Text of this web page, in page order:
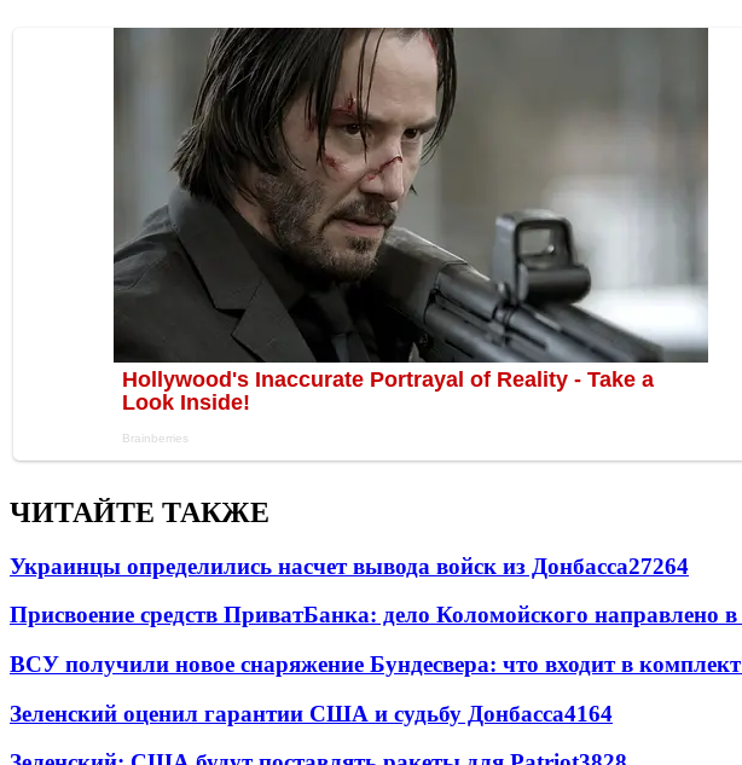
ЧИТАЙТЕ ТАКЖЕ
Украинцы определились насчет вывода войск из Донбасса27264
Присвоение средств ПриватБанка: дело Коломойского направлено в
ВСУ получили новое снаряжение Бундесвера: что входит в комплект
Зеленский оценил гарантии США и судьбу Донбасса4164